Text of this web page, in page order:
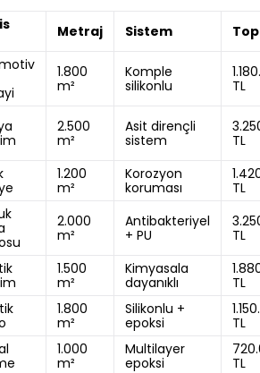
Metraj Sistem
1.800
m²
Komple
silikonlu
TL
2.500
m²
Asit dirençli
sistem
TL
1.200
m²
Korozyon
koruması
TL
2.000
m²
Antibakteriyel
+ PU
TL
1.500
m²
Kimyasala
dayanıklı
TL
1.800
m²
Silikonlu +
epoksi
TL
1.000
m²
Multilayer
epoksi
TL